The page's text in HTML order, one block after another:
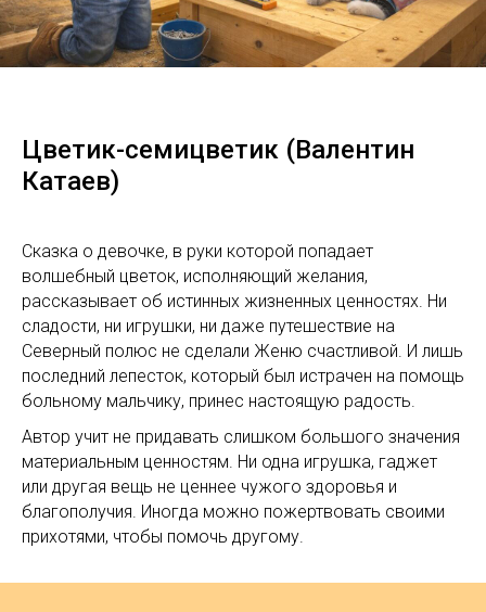
Цветик-семицветик (Валентин
Катаев)
Сказка о девочке, в руки которой попадает
волшебный цветок, исполняющий желания,
рассказывает об истинных жизненных ценностях. Ни
сладости, ни игрушки, ни даже путешествие на
Северный полюс не сделали Женю счастливой. И лишь
последний лепесток, который был истрачен на помощь
больному мальчику, принес настоящую радость.
Автор учит не придавать слишком большого значения
материальным ценностям. Ни одна игрушка, гаджет
или другая вещь не ценнее чужого здоровья и
благополучия. Иногда можно пожертвовать своими
прихотями, чтобы помочь другому.